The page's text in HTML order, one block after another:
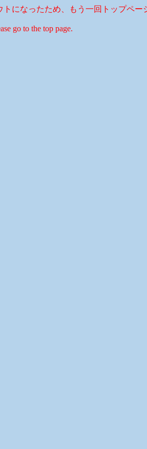
トになったため、もう一回トップペー
go to the top page.